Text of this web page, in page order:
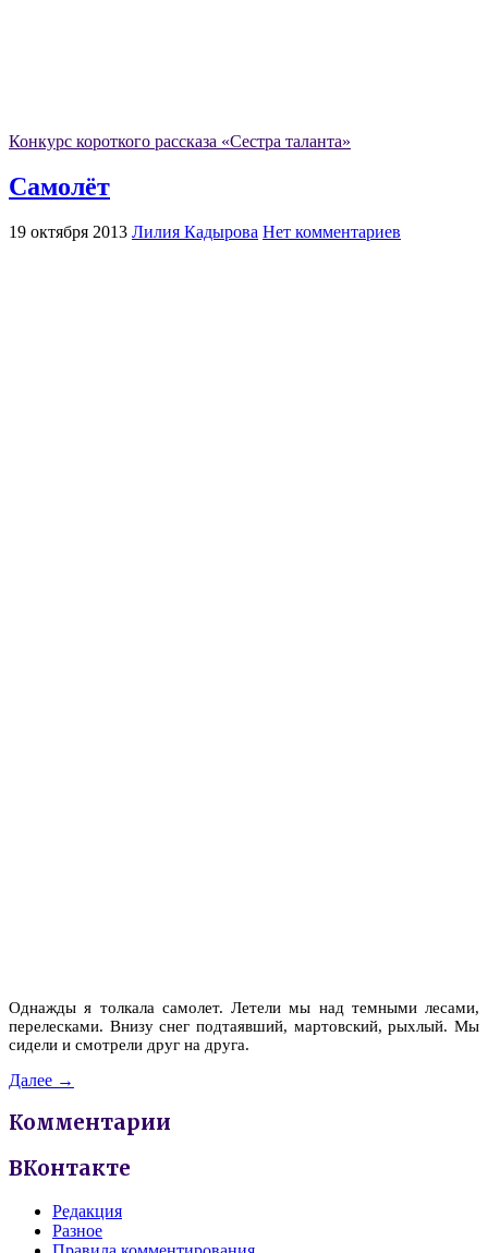
Конкурс короткого рассказа «Сестра таланта»
Самолёт
19 октября 2013 Лилия Кадырова Нет комментариев
Однажды я толкала самолет. Летели мы над темными лесами,
перелесками. Внизу снег подтаявший, мартовский, рыхлый. Мы
сидели и смотрели друг на друга.
Далее →
Комментарии
ВКонтакте
Редакция
Разное